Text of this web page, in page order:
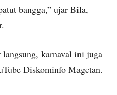
bangga,” ujar Bila,
karnaval ini juga
Diskominfo Magetan.